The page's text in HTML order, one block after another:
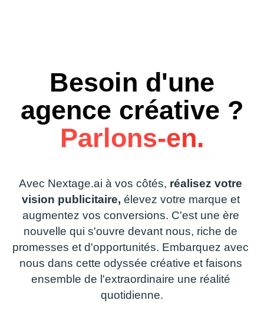
Besoin d'une
agence créative ?
Parlons-en.
Avec Nextage.ai à vos côtés, réalisez votre
vision publicitaire, élevez votre marque et
augmentez vos conversions. C'est une ère
nouvelle qui s'ouvre devant nous, riche de
promesses et d'opportunités. Embarquez avec
nous dans cette odyssée créative et faisons
ensemble de l'extraordinaire une réalité
quotidienne.